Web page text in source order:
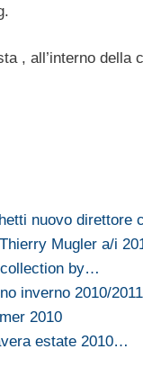
, all’interno
nuovo direttore
Mugler a/i
by…
inverno 2010/2011
2010
estate 2010…